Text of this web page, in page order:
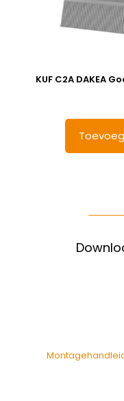
KUF C2A DAKEA